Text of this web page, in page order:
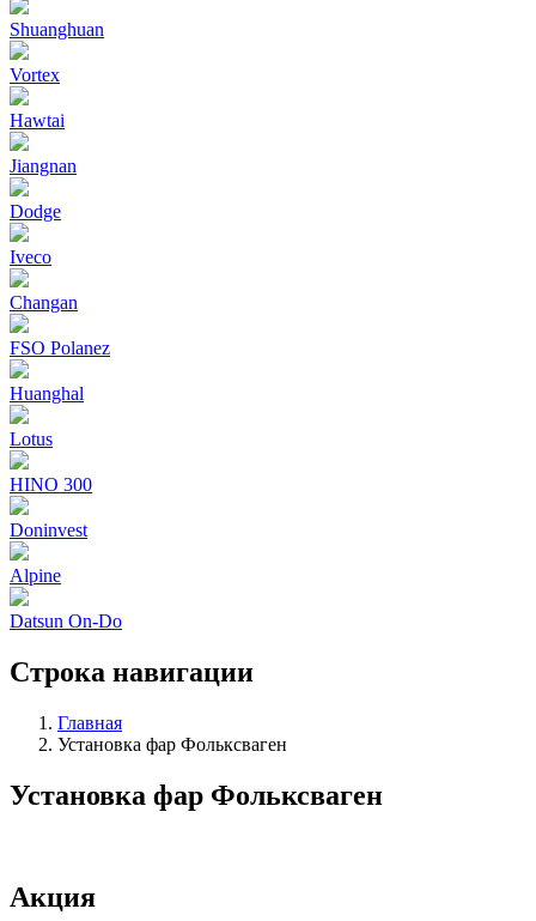
Shuanghuan
Vortex
Hawtai
Jiangnan
Dodge
Iveco
Changan
FSO Polanez
Huanghal
Lotus
HINO 300
Doninvest
Alpine
Datsun On-Do
Строка навигации
Главная
Установка фар Фольксваген
Установка фар Фольксваген
Акция